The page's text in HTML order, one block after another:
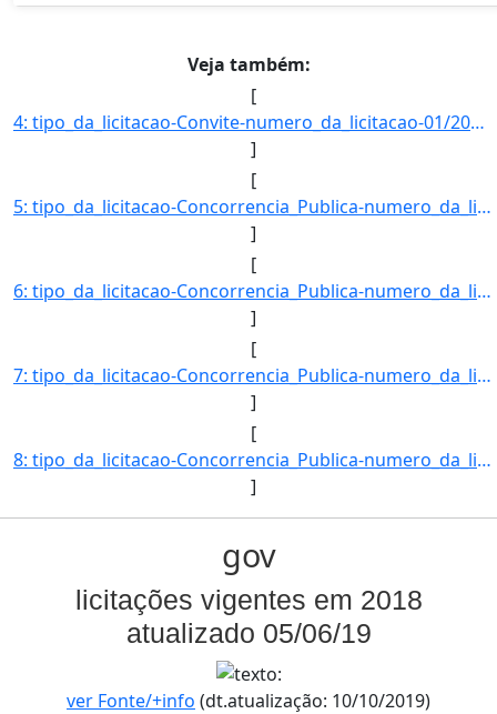
Veja também:
[
4: tipo_da_licitacao-Convite-numero_da_licitacao-01/2018-objeto-Impressao_de_provas_e_gabaritos_para_co]
]
[
5: tipo_da_licitacao-Concorrencia_Publica-numero_da_licitacao-01/2018-objeto-Cobertura_da_quadra_polies]
]
[
6: tipo_da_licitacao-Concorrencia_Publica-numero_da_licitacao-02/2018-objeto-Construcao_de_barracao_pre]
]
[
7: tipo_da_licitacao-Concorrencia_Publica-numero_da_licitacao-03/2018-objeto-Reforma_das_casas_de_NA_pa]
]
[
8: tipo_da_licitacao-Concorrencia_Publica-numero_da_licitacao-05/2018-objeto-Cobertura_da_quadra_polies]
]
gov
licitações vigentes em 2018
atualizado 05/06/19
ver Fonte/+info (dt.atualização: 10/10/2019)